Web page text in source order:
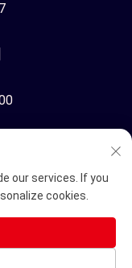
-
our services. If you
cookies.